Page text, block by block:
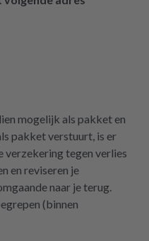
mogelijk als pakket en
pakket verstuurt, is er
verzekering tegen verlies
en reviseren je
naar je terug.
(binnen